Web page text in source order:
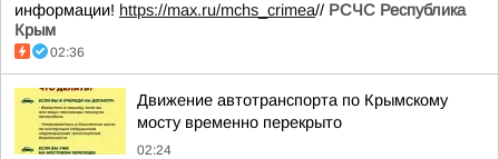
информации! https://max.ru/mchs_crimea// РСЧС Республика
Крым
02:36
Движение автотранспорта по Крымскому
мосту временно перекрыто
02:24